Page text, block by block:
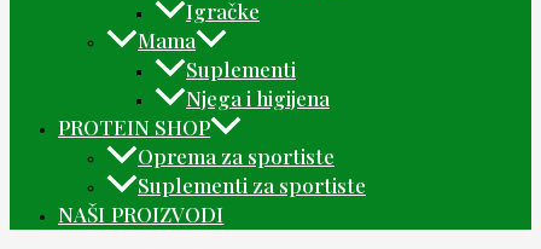
Igračke
Mama
Suplementi
Njega i higijena
PROTEIN SHOP
Oprema za sportiste
Suplementi za sportiste
NAŠI PROIZVODI